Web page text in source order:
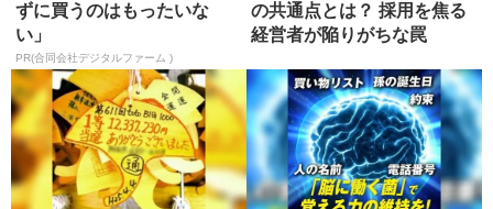
ずに買うのはもったいな
い」
PR(合同会社デジタルファーム )
の共通点とは？ 採用を焦る
経営者が陥りがちな罠